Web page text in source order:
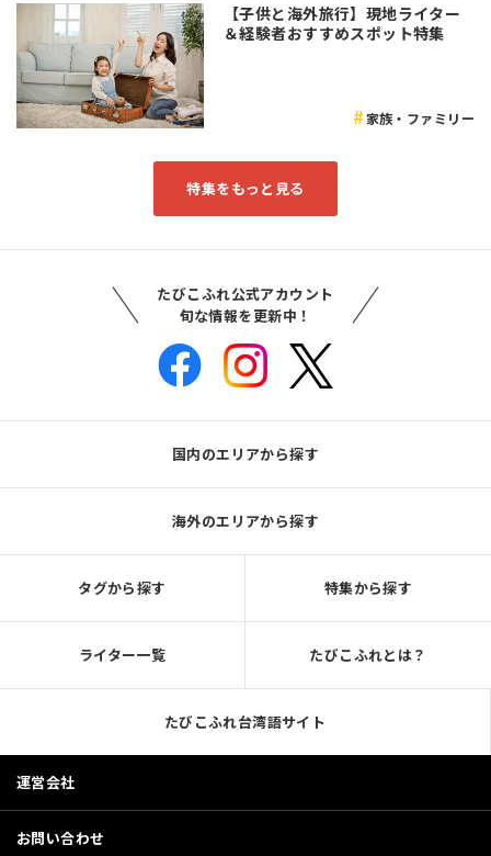
【子供と海外旅行】現地ライター
＆経験者おすすめスポット特集
家族・ファミリー
特集をもっと見る
たびこふれ公式アカウント
旬な情報を更新中！
国内のエリアから探す
海外のエリアから探す
タグから探す 特集から探す
ライター一覧 たびこふれとは？
たびこふれ台湾語サイト
運営会社
お問い合わせ